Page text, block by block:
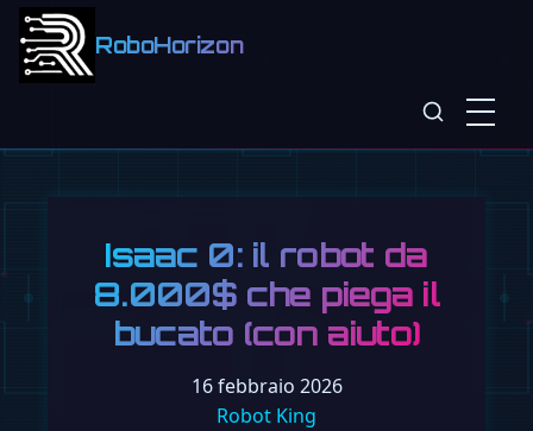
RoboHorizon
Isaac 0: il robot da
8.000$ che piega il
bucato (con aiuto)
16 febbraio 2026
Robot King